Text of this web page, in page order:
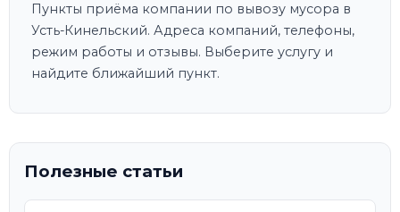
Пункты приёма компании по вывозу мусора в
Усть-Кинельский. Адреса компаний, телефоны,
режим работы и отзывы. Выберите услугу и
найдите ближайший пункт.
Полезные статьи